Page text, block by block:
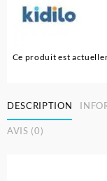
Ce produit est
DESCRIPTION
AVIS (0)